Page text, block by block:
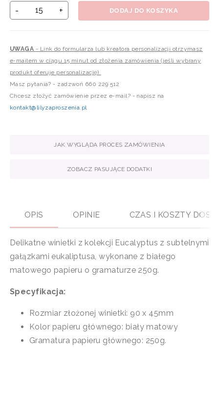
- + DODAJ DO KOSZYKA
UWAGA - Link do formularza lub kreatora personalizacji otrzymasz
e-mailem w ciągu 15 minut od złożenia zamówienia (jeśli wybrany
produkt oferuje personalizację).
Masz pytania? - zadzwoń 660 229 512
Chcesz złożyć zamówienie przez e-mail? - napisz na
kontakt@lilyzaproszenia.pl
JAK WYGLĄDA PROCES ZAMÓWIENIA
ZOBACZ PASUJĄCE DODATKI
OPIS OPINIE CZAS I KOSZTY
Delikatne winietki z kolekcji Eucalyptus z subtelnymi
gałązkami eukaliptusa, wykonane z białego
matowego papieru o gramaturze 250g.
Specyfikacja:
Rozmiar złożonej winietki: 90 x 45mm
Kolor papieru głównego: biały matowy
Gramatura papieru głównego: 250g.